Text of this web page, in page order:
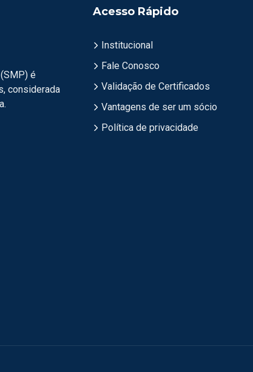
é
considerada
Acesso Rápido
Institucional
Fale Conosco
Validação de Certificados
Vantagens de ser um sócio
Política de privacidade